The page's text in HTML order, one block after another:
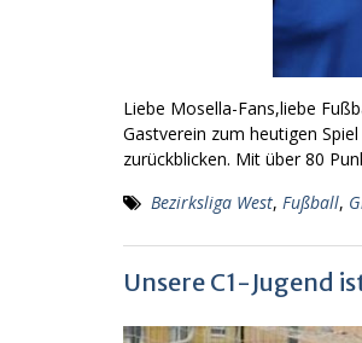
Liebe Mosella-Fans,liebe
Gastverein zum heutigen
zurückblicken. Mit über 80
Bezirksliga West, Fußball,
Unsere C1-Jugend